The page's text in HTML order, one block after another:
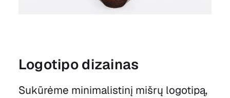
Logotipo dizainas
Sukūrėme minimalistinį mišrų logotipą,